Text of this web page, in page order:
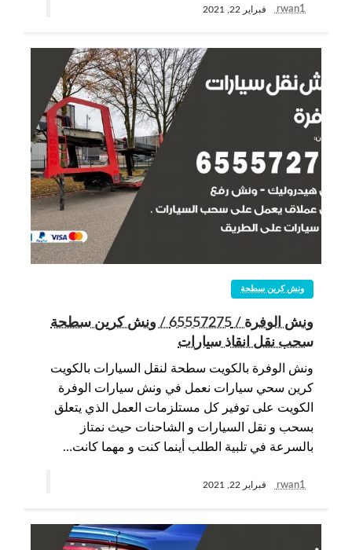
rwan1 فبراير 22, 2021
ونش كرين سطحة
ونش الوفرة / 65557275 / ونش كرين سطحة
سحب نقل انقاذ سيارات
ونش الوفرة بالكويت سطحة لنقل السيارات بالكويت
كرين سحي سيارات نعمل في ونش سيارات الوفرة
الكويت على توفير كل مستلزمات العمل الذي يتعلق
بسحب و نقل السيارات و الشاحنات حيث نمتاز
بالسرعة في تلبية الطلب أينما كنت و مهما كانت…
rwan1 فبراير 22, 2021